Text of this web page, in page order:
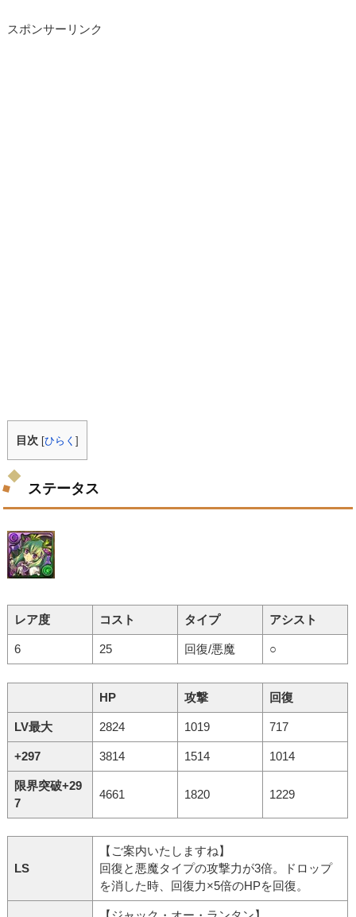
スポンサーリンク
目次 [ひらく]
ステータス
レア度 コスト タイプ アシスト
6 25 回復/悪魔 ○
HP 攻撃 回復
LV最大 2824 1019 717
+297 3814 1514 1014
限界突破+29
7
4661 1820 1229
LS
【ご案内いたしますね】
回復と悪魔タイプの攻撃力が3倍。ドロップ
を消した時、回復力×5倍のHPを回復。